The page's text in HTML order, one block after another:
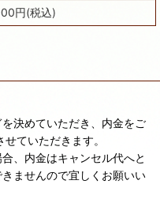
円(税込)
決めていただき、内金をご
ていただきます。
、内金はキャンセル代へと
ませんので宜しくお願いい